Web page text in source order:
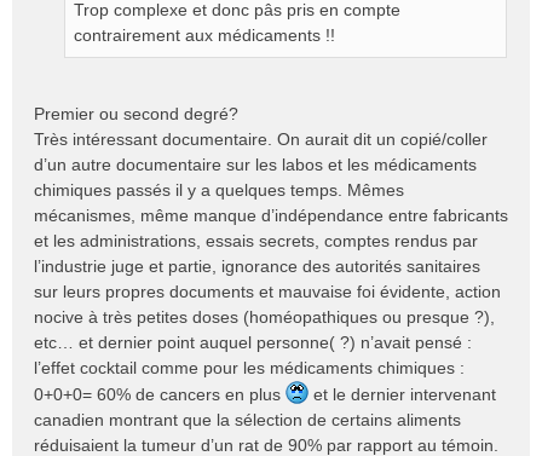
n
l
u
Trop complexe et donc pâs pris en compte
contrairement aux médicaments !!
Premier ou second degré?
Très intéressant documentaire. On aurait dit un copié/coller
d’un autre documentaire sur les labos et les médicaments
chimiques passés il y a quelques temps. Mêmes
mécanismes, même manque d’indépendance entre fabricants
et les administrations, essais secrets, comptes rendus par
l’industrie juge et partie, ignorance des autorités sanitaires
sur leurs propres documents et mauvaise foi évidente, action
nocive à très petites doses (homéopathiques ou presque ?),
etc… et dernier point auquel personne( ?) n’avait pensé :
l’effet cocktail comme pour les médicaments chimiques :
0+0+0= 60% de cancers en plus
et le dernier intervenant
canadien montrant que la sélection de certains aliments
réduisaient la tumeur d’un rat de 90% par rapport au témoin.